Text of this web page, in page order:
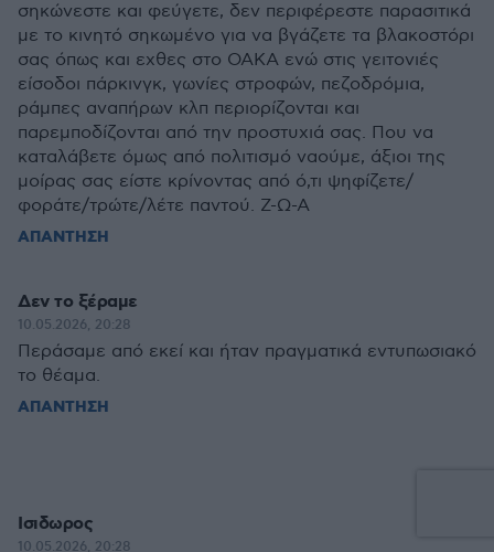
σηκώνεστε και φεύγετε, δεν περιφέρεστε παρασιτικά
με το κινητό σηκωμένο για να βγάζετε τα βλακοστόρι
σας όπως και εχθες στο ΟΑΚΑ ενώ στις γειτονιές
είσοδοι πάρκινγκ, γωνίες στροφών, πεζοδρόμια,
ράμπες αναπήρων κλπ περιορίζονται και
παρεμποδίζονται από την προστυχιά σας. Που να
καταλάβετε όμως από πολιτισμό ναούμε, άξιοι της
μοίρας σας είστε κρίνοντας από ό,τι ψηφίζετε/
φοράτε/τρώτε/λέτε παντού. Ζ-Ω-Α
ΑΠΑΝΤΗΣΗ
Δεν το ξέραμε
10.05.2026, 20:28
Περάσαμε από εκεί και ήταν πραγματικά εντυπωσιακό
το θέαμα.
ΑΠΑΝΤΗΣΗ
Ισιδωρος
10.05.2026, 20:28